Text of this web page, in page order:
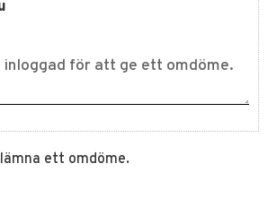
ett omdöme.